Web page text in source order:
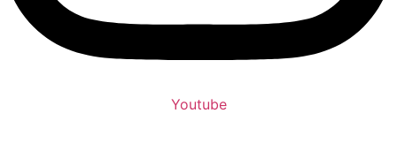
Youtube